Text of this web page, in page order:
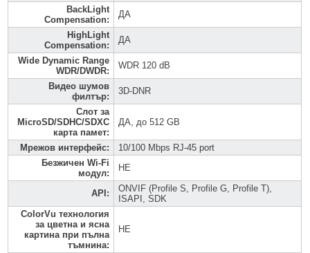
BackLight
Compensation:
ДА
HighLight
Compensation:
ДА
Wide Dynamic Range
WDR/DWDR:
WDR 120 dB
Видео шумов
филтър:
3D-DNR
Слот за
MicroSD/SDHC/SDXC
карта памет:
ДА, до 512 GB
Мрежов интерфейс:
10/100 Mbps RJ-45 port
Безжичен Wi-Fi
модул:
НЕ
API:
ONVIF (Profile S, Profile G, Profile T),
ISAPI, SDK
ColorVu технология
за цветна и ясна
картина при пълна
тъмнина:
НЕ